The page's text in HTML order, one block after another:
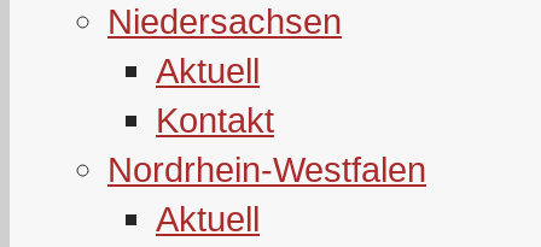
Niedersachsen
Aktuell
Kontakt
Nordrhein-Westfalen
Aktuell